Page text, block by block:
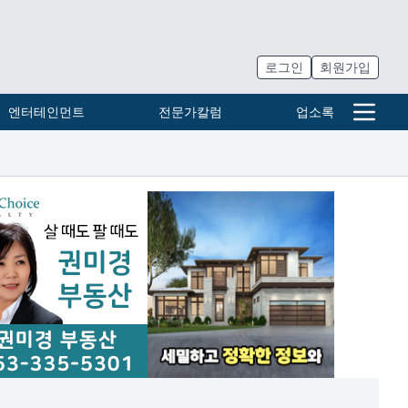
로그인 회원가입
엔터테인먼트 전문가칼럼 업소록